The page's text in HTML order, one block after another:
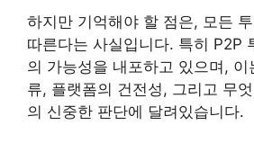
하지만 기억해야 할 점은, 모든
따른다는 사실입니다. 특히 P2P
의 가능성을 내포하고 있으며,
류, 플랫폼의 건전성, 그리고 무
의 신중한 판단에 달려있습니다.